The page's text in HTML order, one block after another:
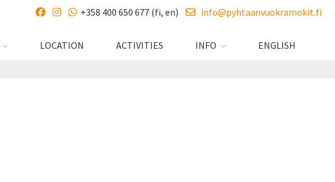
+358 400 650 677 (fi, en) info@pyhtaanvuokramokit.fi
LOCATION ACTIVITIES INFO ENGLISH